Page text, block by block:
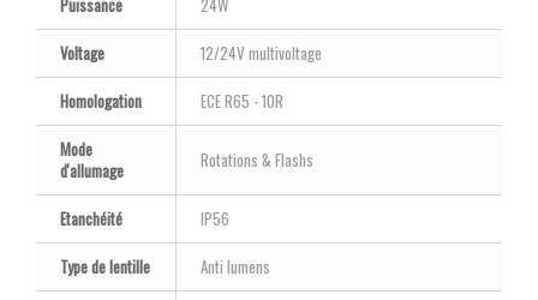
Voltage
12/24V multivoltage
Homologation
ECE R65 - 10R
Mode
d'allumage
Rotations & Flashs
Etanchéité
IP56
Type de lentille
Anti lumens